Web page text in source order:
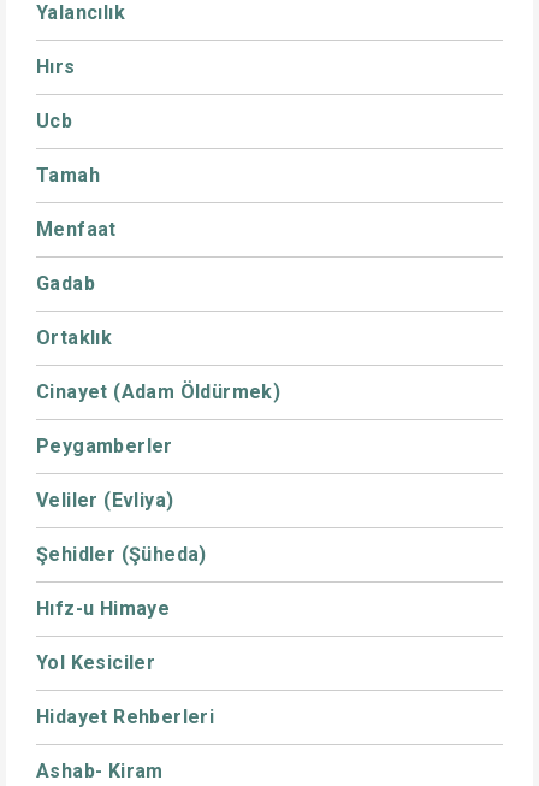
Yalancılık
Hırs
Ucb
Tamah
Menfaat
Gadab
Ortaklık
Cinayet (Adam Öldürmek)
Peygamberler
Veliler (Evliya)
Şehidler (Şüheda)
Hıfz-u Himaye
Yol Kesiciler
Hidayet Rehberleri
Ashab- Kiram